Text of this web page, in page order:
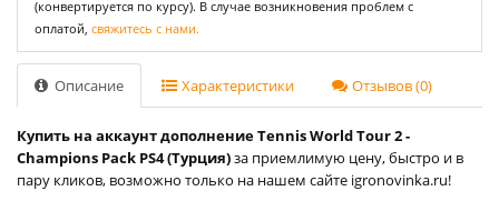
(конвертируется по курсу). В случае возникновения проблем с
оплатой, свяжитесь с нами.
Описание Характеристики Отзывов (0)
Купить на аккаунт дополнение Tennis World Tour 2 -
Champions Pack PS4 (Турция)за приемлимую цену, быстро и в
пару кликов, возможно только на нашем сайте igronovinka.ru!